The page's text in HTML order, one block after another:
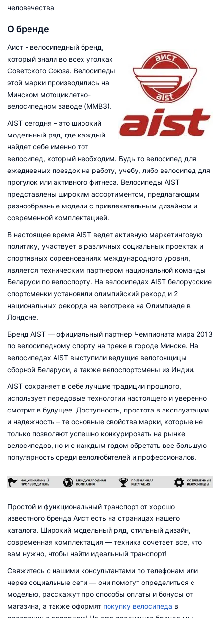
человечества.
О бренде
Аист - велосипедный бренд,
который знали во всех уголках
Советского Союза. Велосипеды
этой марки производились на
Минском мотоциклетно-
велосипедном заводе (ММВЗ).
AIST сегодня – это широкий
модельный ряд, где каждый
найдет себе именно тот
велосипед, который необходим. Будь то велосипед для
ежедневных поездок на работу, учебу, либо велосипед для
прогулок или активного фитнеса. Велосипеды AIST
представлены широким ассортиментом, предлагающим
разнообразные модели с привлекательным дизайном и
современной комплектацией.
В настоящее время AIST ведет активную маркетинговую
политику, участвует в различных социальных проектах и
спортивных соревнованиях международного уровня,
является техническим партнером национальной команды
Беларуси по велоспорту. На велосипедах AIST белорусские
спортсменки установили олимпийский рекорд и 2
национальных рекорда на велотреке на Олимпиаде в
Лондоне.
Бренд AIST — официальный партнер Чемпионата мира 2013
по велосипедному спорту на треке в городе Минске. На
велосипедах AIST выступили ведущие велогонщицы
сборной Беларуси, а также велоспортсмены из Индии.
AIST сохраняет в себе лучшие традиции прошлого,
использует передовые технологии настоящего и уверенно
смотрит в будущее. Доступность, простота в эксплуатации
и надежность – те основные свойства марки, которые не
только позволяют успешно конкурировать на рынке
велосипедов, но и с каждым годом обретать все большую
популярность среди велолюбителей и профессионалов.
Простой и функциональный транспорт от хорошо
известного бренда Аист есть на страницах нашего
каталога. Широкий модельный ряд, стильный дизайн,
современная комплектация — техника сочетает все, что
вам нужно, чтобы найти идеальный транспорт!
Свяжитесь с нашими консультантами по телефонам или
через социальные сети — они помогут определиться с
моделью, расскажут про способы оплаты и бонусы от
магазина, а также оформят покупку велосипеда в